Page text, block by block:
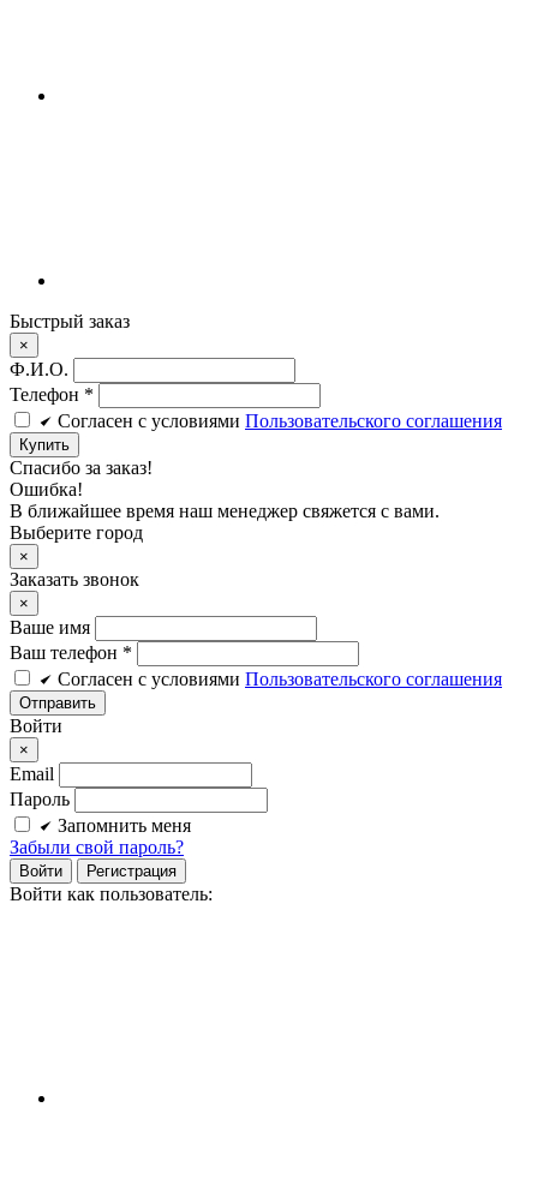
Быстрый заказ
×
Ф.И.О.
Телефон *
Cогласен c условиями Пользовательского соглашения
Купить
Спасибо за заказ!
Ошибка!
В ближайшее время наш менеджер свяжется с вами.
Выберите город
×
Заказать звонок
×
Ваше имя
Ваш телефон *
Cогласен c условиями Пользовательского соглашения
Войти
×
Email
Пароль
Запомнить меня
Забыли свой пароль?
Войти Регистрация
Войти как пользователь: